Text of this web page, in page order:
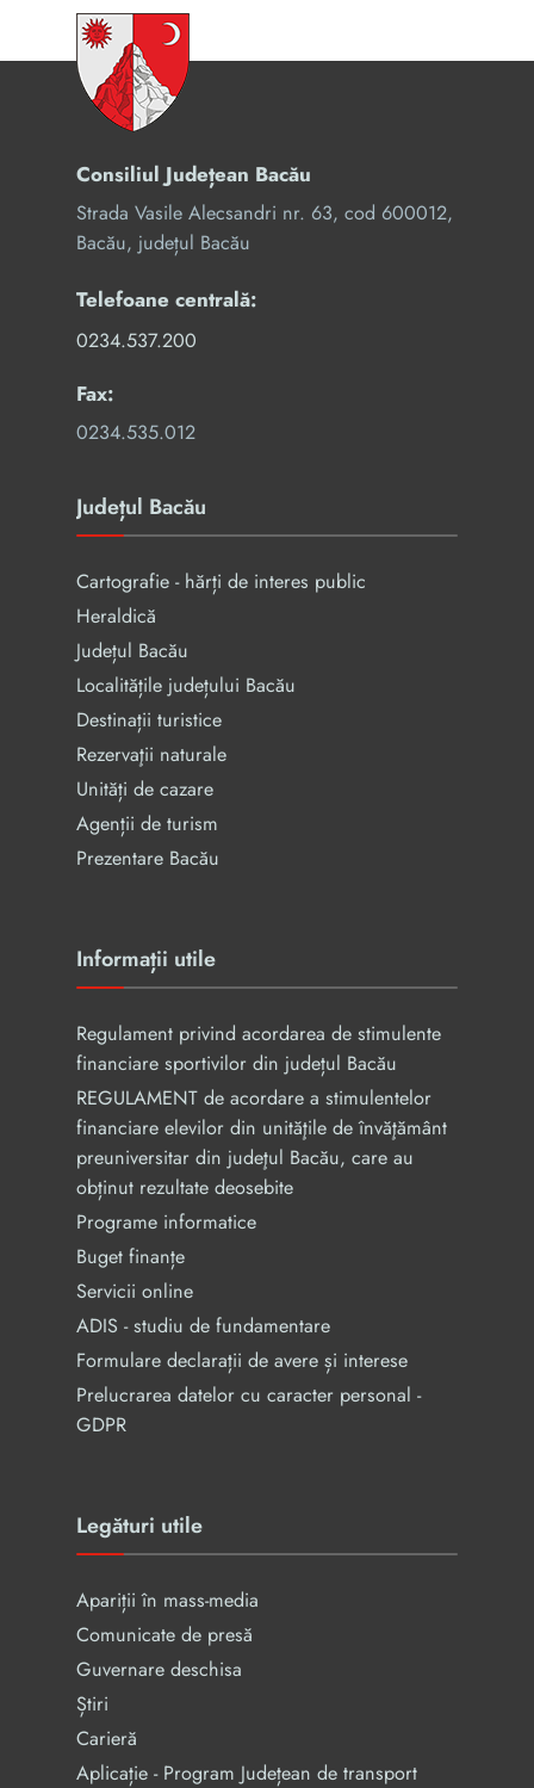
Consiliul Județean Bacău
Strada Vasile Alecsandri nr. 63, cod 600012,
Bacău, județul Bacău
Telefoane centrală:
0234.537.200
Fax:
0234.535.012
Județul Bacău
Cartografie - hărți de interes public
Heraldică
Județul Bacău
Localitățile județului Bacău
Destinații turistice
Rezervaţii naturale
Unități de cazare
Agenții de turism
Prezentare Bacău
Informații utile
Regulament privind acordarea de stimulente
financiare sportivilor din județul Bacău
REGULAMENT de acordare a stimulentelor
financiare elevilor din unităţile de învăţământ
preuniversitar din judeţul Bacău, care au
obținut rezultate deosebite
Programe informatice
Buget finanțe
Servicii online
ADIS - studiu de fundamentare
Formulare declarații de avere și interese
Prelucrarea datelor cu caracter personal -
GDPR
Legături utile
Apariții în mass-media
Comunicate de presă
Guvernare deschisa
Știri
Carieră
Aplicație - Program Județean de transport